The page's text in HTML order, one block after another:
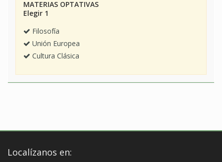
MATERIAS OPTATIVAS
Elegir 1
Filosofía
Unión Europea
Cultura Clásica
Localízanos en: